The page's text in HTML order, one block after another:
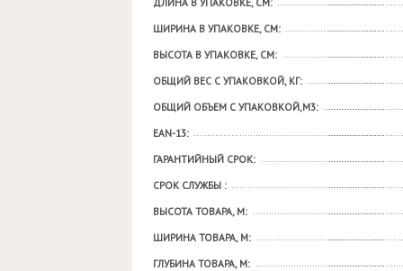
ШИРИНА В УПАКОВКЕ, СМ:
ВЫСОТА В УПАКОВКЕ, СМ:
ОБЩИЙ ВЕС С УПАКОВКОЙ, КГ:
ОБЩИЙ ОБЪЕМ С УПАКОВКОЙ,М3:
EAN-13:
ГАРАНТИЙНЫЙ СРОК:
СРОК СЛУЖБЫ :
ВЫСОТА ТОВАРА, М:
ШИРИНА ТОВАРА, М:
ГЛУБИНА ТОВАРА, М: